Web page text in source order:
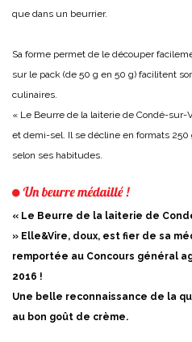
que dans un beurrier.
Sa forme permet de le découper
sur le pack (de 50 g en 50 g) facilitent
culinaires.
« Le Beurre de la laiterie de Condé-sur-
et demi-sel. Il se décline en formats
selon ses habitudes.
« Le Beurre de la laiterie de
» Elle&Vire, doux, est fier de sa
remportée au Concours général
2016 !
Une belle reconnaissance de la
au bon goût de crème.